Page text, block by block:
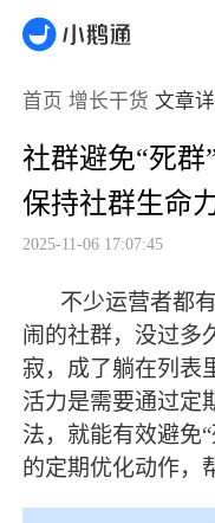
首页 增长干货 文章
社群避免“死群
保持社群生命
2025-11-06 17:07:45
不少运营者都
闹的社群，没过多
寂，成了躺在列表
活力是需要通过定
法，就能有效避免
的定期优化动作，